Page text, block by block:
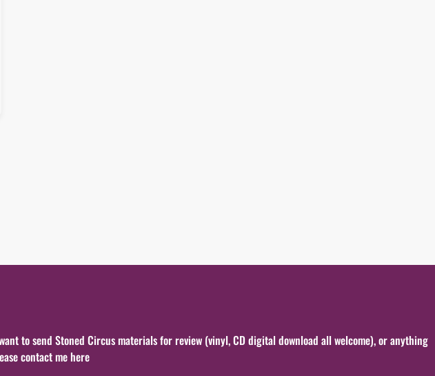
to send Stoned Circus materials for review (vinyl, CD digital download all welcome), or anything
contact me here